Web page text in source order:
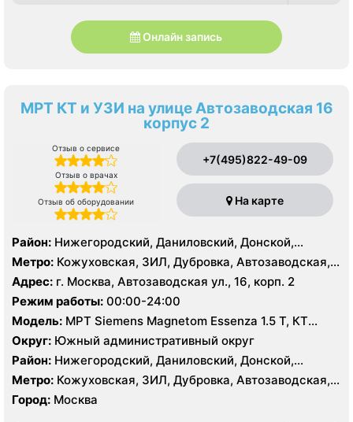
Онлайн запись
МРТ КТ и УЗИ на улице Автозаводская 16
корпус 2
Отзыв о сервисе
Отзыв о врачах
Отзыв об оборудовании
+7(495)822-49-09
На карте
Район: Нижегородский, Даниловский, Донской,
Москворечье-Сабурово, Нагатино-Садовники,
Нагатинский Затон, Нагорный
Метро: Кожуховская, ЗИЛ, Дубровка, Автозаводская,
Крестьянская застава, Новохохловская, Технопарк,
Тульская, Угрешская
Адрес: г. Москва, Автозаводская ул., 16, корп. 2
Режим работы: 00:00-24:00
Модель: МРТ Siemens Magnetom Essenza 1.5 Т, КТ
SIEMENS Healthineers 32 среза, УЗИ
Округ: Южный административный округ
Район: Нижегородский, Даниловский, Донской,
Москворечье-Сабурово, Нагатино-Садовники,
Нагатинский Затон, Нагорный
Метро: Кожуховская, ЗИЛ, Дубровка, Автозаводская,
Крестьянская застава, Новохохловская, Технопарк,
Тульская, Угрешская
Город: Москва